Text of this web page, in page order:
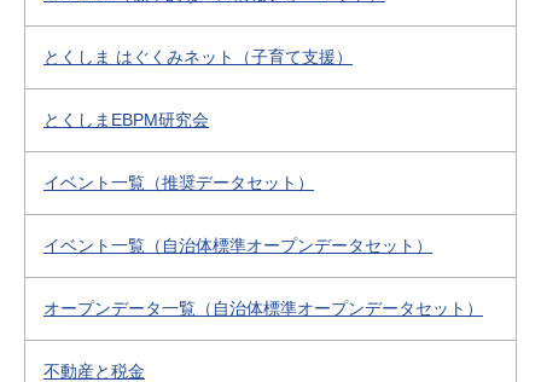
とくしま はぐくみネット（子育て支援）
とくしまEBPM研究会
イベント一覧（推奨データセット）
イベント一覧（自治体標準オープンデータセット）
オープンデータ一覧（自治体標準オープンデータセット）
不動産と税金